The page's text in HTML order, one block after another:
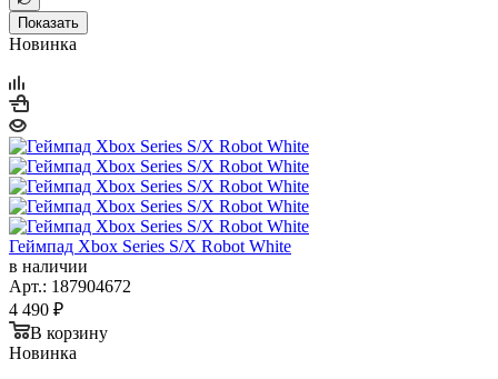
Показать
Новинка
Геймпад Xbox Series S/X Robot White
в наличии
Арт.: 187904672
4 490 ₽
В корзину
Новинка